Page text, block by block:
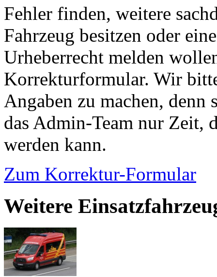
Fehler finden, weitere
Fahrzeug besitzen oder
Urheberrecht melden
Korrekturformular. Wir
Angaben zu machen,
das Admin-Team nur Zeit,
werden kann.
Zum Korrektur-Formular
Weitere